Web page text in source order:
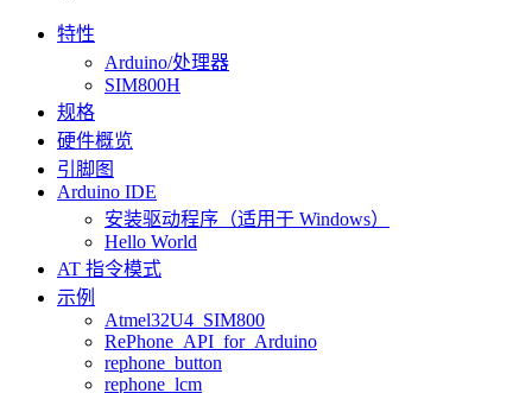
特性
Arduino/处理器
SIM800H
规格
硬件概览
引脚图
Arduino IDE
安装驱动程序（适用于 Windows）
Hello World
AT 指令模式
示例
Atmel32U4_SIM800
RePhone_API_for_Arduino
rephone_button
rephone_lcm